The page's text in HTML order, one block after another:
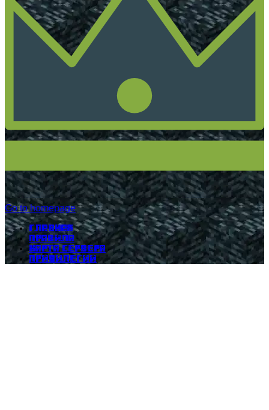
Go to homepage
Главная
Правила
Карта сервера
Привилегии